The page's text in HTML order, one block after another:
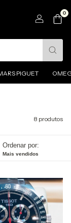
0
PIGUET
8 produtos
Ordenar por:
Mais vendidos